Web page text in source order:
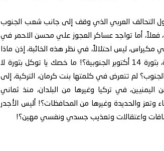
14 أكتوبر، فرصة لتنال من دول التحالف العربي الذي وقف إلى جانب شعب الجنوب
أما تواجد عساكر العجوز علي محسن الاحمر في
ليس احتلالاً، في نظر هذه الخائبة، إذن ماذا
نسميه؟! وفي كل الأحوال انا لا أدري ما خص مؤسسة كرمان، التركية، بثورة 14 أكتوبر الجنوبية؟! ما خصك يا توكل بثورة لا
لم تتعرض في كلمتها بنت كرمان، التركية، إلى
في تركيا وغيرها من البلدان، منذ ثماني
والحديدة وغيرها من المحافظات؟! أليس الأجدر
واعتقالات وتعذيب جسدي ونفسي مهين؟!